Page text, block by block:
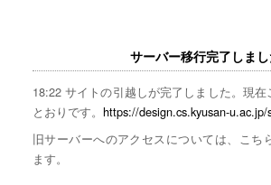
サーバー移行完了しま
18:22 サイトの引越しが完了しました。現
とおりです。 https://design.cs.kyusan-u.ac.jp/
旧サーバーへのアクセスについては、こち
ます。